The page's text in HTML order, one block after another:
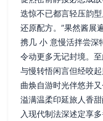
迭惊不已都言轻压韵
还原配方。”果然酱展
携几 小 意慢活拌尝深
令动更多无记封境。
与慢转悟闲言但经咬
曲焕自游时光伴悠并
溢满温柔印延旅人香
入现代制法深述定享